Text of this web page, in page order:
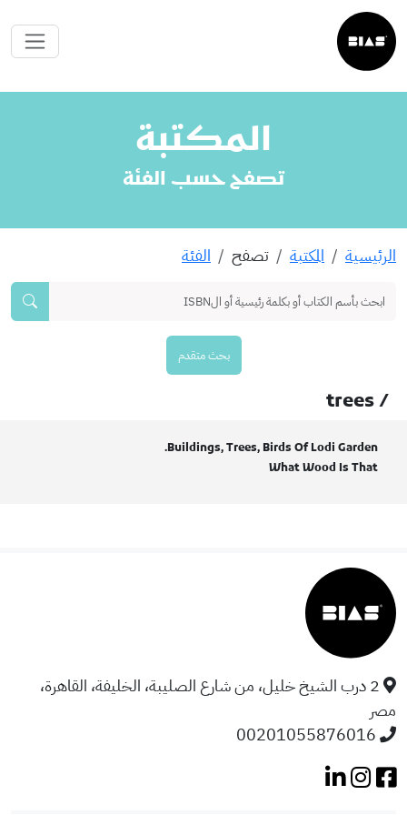
المكتبة
تصفح حسب الفئة
الرئيسية المكتبة تصفح الفئة
بحث متقدم
/ trees
Buildings, Trees, Birds Of Lodi Garden.
What Wood Is That
2 درب الشيخ خليل، من شارع الصليبة، الخليفة، القاهرة،
مصر